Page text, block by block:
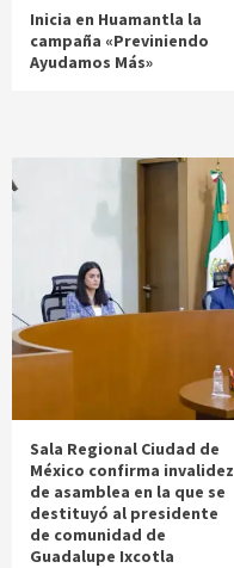
Inicia en Huamantla la
campaña «Previniendo
Ayudamos Más»
Sala Regional Ciudad de
México confirma invalidez
de asamblea en la que se
destituyó al presidente
de comunidad de
Guadalupe Ixcotla